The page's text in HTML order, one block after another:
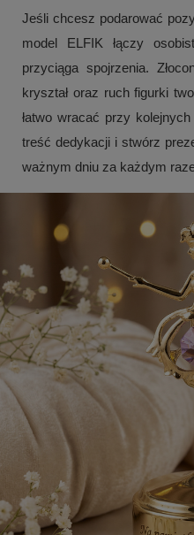
Jeśli chcesz podarować
model ELFIK łączy
przyciąga spojrzenia.
kryształ oraz ruch figurki
łatwo wracać przy
treść dedykacji i stwórz
ważnym dniu za każdym